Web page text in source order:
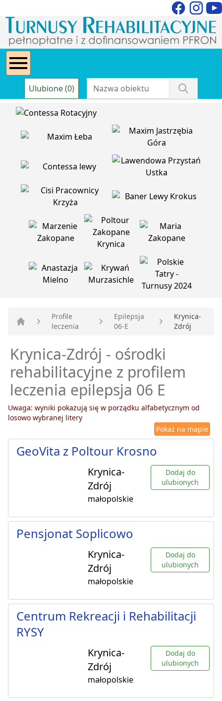
Ulubione (0)
Strona główna
Profile
leczenia
Epilepsja
06-E
Krynica-
Zdrój
Krynica-Zdrój - ośrodki
rehabilitacyjne z profilem
leczenia epilepsja 06 E
Uwaga: wyniki pokazują się w porządku alfabetycznym od
losowo wybranej litery
Pokaż na mapie
GeoVita z Poltour Krosno
Krynica-
Zdrój
małopolskie
Dodaj do
ulubionych
Pensjonat Soplicowo
Krynica-
Zdrój
małopolskie
Dodaj do
ulubionych
Centrum Rekreacji i Rehabilitacji
RYSY
Krynica-
Zdrój
małopolskie
Dodaj do
ulubionych